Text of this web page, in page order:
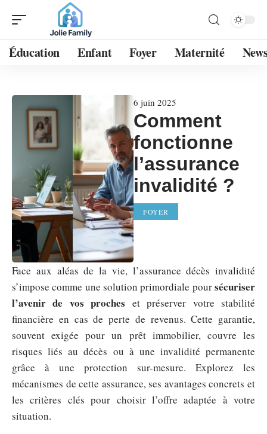
Éducation Enfant Foyer Maternité
6 juin 2025
Comment
fonctionne
l’assurance
invalidité ?
FOYER
Face aux aléas de la vie, l’assurance décès invalidité
s’impose comme une solution primordiale poursécuriser
l’avenir de vos proches et préserver votre stabilité
financière en cas de perte de revenus. Cette garantie,
souvent exigée pour un prêt immobilier, couvre les
risques liés au décès ou à une invalidité permanente
grâce à une protection sur-mesure. Explorez les
mécanismes de cette assurance, ses avantages concrets et
les critères clés pour choisir l’offre adaptée à votre
situation.